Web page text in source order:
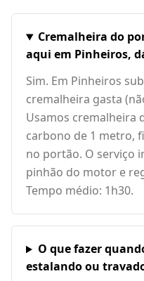
Cremalheira do
aqui em Pinheiros,
Sim. Em Pinheiros
cremalheira gasta
Usamos cremalheira
carbono de 1 metro,
no portão. O serviço
pinhão do motor e
Tempo médio: 1h30.
O que fazer
estalando ou